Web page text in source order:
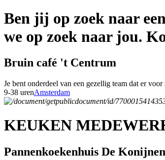
Ben jij op zoek naar
we op zoek naar jou.
Bruin café 't Centrum
Je bent onderdeel van een gezellig team dat er
9-38 urenAmsterdam
KEUKEN
Pannenkoekenhuis De